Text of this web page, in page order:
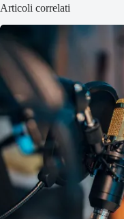
Articoli correlati